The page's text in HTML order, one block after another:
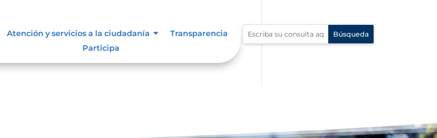
Atención y servicios a la ciudadanía
Transparencia
Participa
les aplique de interés.